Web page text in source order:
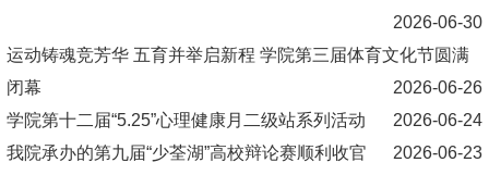
2026-06-30
运动铸魂竞芳华 五育并举启新程 学院第三届体育文化节圆满
闭幕
2026-06-26
学院第十二届“5.25”心理健康月二级站系列活动
2026-06-24
我院承办的第九届“少荃湖”高校辩论赛顺利收官
2026-06-23